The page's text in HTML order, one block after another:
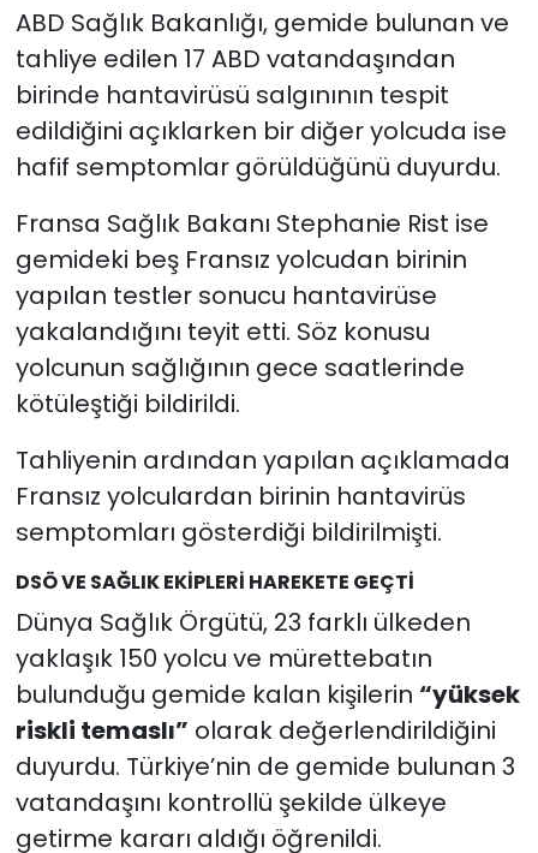
ABD Sağlık Bakanlığı, gemide bulunan ve
tahliye edilen 17 ABD vatandaşından
birinde hantavirüsü salgınının tespit
edildiğini açıklarken bir diğer yolcuda ise
hafif semptomlar görüldüğünü duyurdu.
Fransa Sağlık Bakanı Stephanie Rist ise
gemideki beş Fransız yolcudan birinin
yapılan testler sonucu hantavirüse
yakalandığını teyit etti. Söz konusu
yolcunun sağlığının gece saatlerinde
kötüleştiği bildirildi.
Tahliyenin ardından yapılan açıklamada
Fransız yolculardan birinin hantavirüs
semptomları gösterdiği bildirilmişti.
DSÖ VE SAĞLIK EKİPLERİ HAREKETE GEÇTİ
Dünya Sağlık Örgütü, 23 farklı ülkeden
yaklaşık 150 yolcu ve mürettebatın
bulunduğu gemide kalan kişilerin “yüksek
riskli temaslı” olarak değerlendirildiğini
duyurdu. Türkiye’nin de gemide bulunan 3
vatandaşını kontrollü şekilde ülkeye
getirme kararı aldığı öğrenildi.